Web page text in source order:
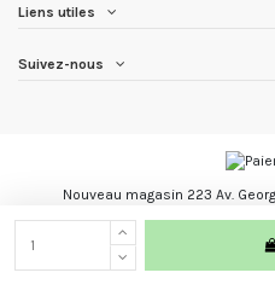
Liens utiles
Suivez-nous
Nouveau magasin 223 Av.
Les Trésors du